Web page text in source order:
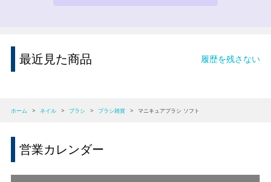
最近見た商品 履歴を残さない
ホーム > ネイル > ブラシ > ブラシ雑貨 > マニキュアブラシ ソフト
営業カレンダー